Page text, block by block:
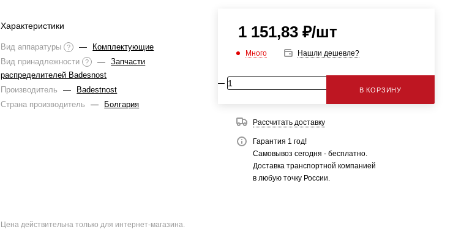
Характеристики
Вид аппаратуры ? —
Комплектующие
Вид принадлежности ? —
Запчасти
распределителей Badesnost
Производитель
—
Badestnost
Страна производитель
— Болгария
1 151,83₽/шт
Много Нашли дешевле?
В КОРЗИНУ
Рассчитать доставку
Гарантия 1 год!
Самовывоз сегодня - бесплатно.
Доставка транспортной компанией
в любую точку России.
Цена действительна только для интернет-магазина.